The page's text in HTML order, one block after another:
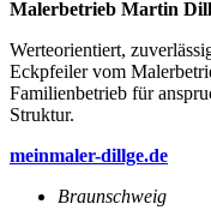
Malerbetrieb Martin
Werteorientiert,
Eckpfeiler vom
Familienbetrieb für
Struktur.
meinmaler-dillge.de
Braunschweig